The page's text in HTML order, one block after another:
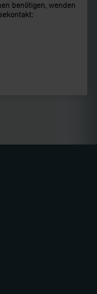
benötigen, wenden